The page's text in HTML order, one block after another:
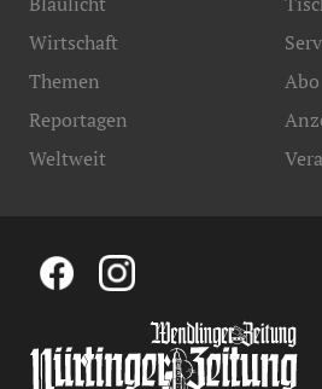
Wirtschaft
Themen
Reportagen
Weltweit
Abo